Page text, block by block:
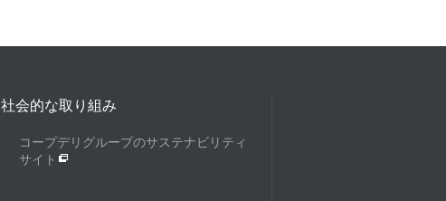
社会的な取り組み
コープデリグループのサステナビリティ
サイト